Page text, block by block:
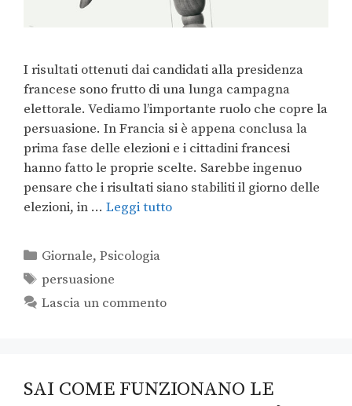
I risultati ottenuti dai candidati alla presidenza
francese sono frutto di una lunga campagna
elettorale. Vediamo l’importante ruolo che copre la
persuasione. In Francia si è appena conclusa la
prima fase delle elezioni e i cittadini francesi
hanno fatto le proprie scelte. Sarebbe ingenuo
pensare che i risultati siano stabiliti il giorno delle
elezioni, in … Leggi tutto
Giornale,Psicologia
persuasione
Lascia un commento
SAI COME FUNZIONANO LE